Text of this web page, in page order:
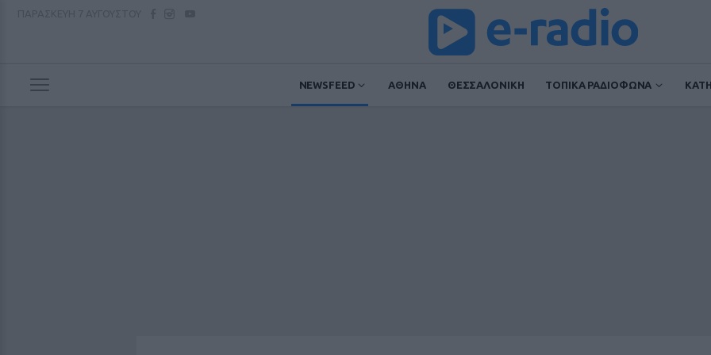
NEWSFEED ΑΘΗΝΑ ΘΕΣΣΑΛΟΝΙΚΗ ΤΟΠΙΚΑ ΡΑΔΙΟΦΩΝΑ